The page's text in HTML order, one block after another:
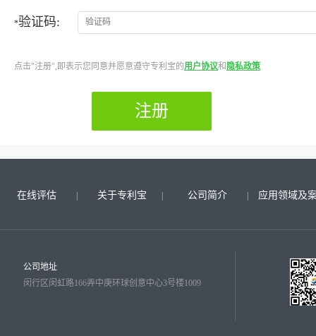
*验证码:
点击"注册",即表示您同意并愿意遵守专利宝的用户协议和 隐私政策
在线评估 | 关于专利宝 | 公司简介 | 应用领域及
公司地址
闵行区闵虹路166弄中庚环球创意中心3号楼1009